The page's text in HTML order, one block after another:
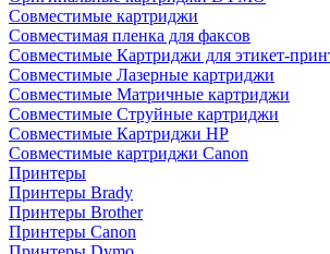
Совместимые картриджи
Совместимая пленка для факсов
Совместимые Картриджи для этикет-
Совместимые Лазерные картриджи
Совместимые Матричные картриджи
Совместимые Струйные картриджи
Совместимые Картриджи HP
Совместимые картриджи Canon
Принтеры
Принтеры Brady
Принтеры Brother
Принтеры Canon